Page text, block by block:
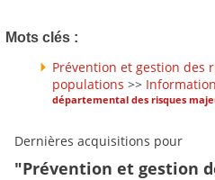
Mots clés :
Prévention et gestion des
populations >>
départemental des risques
Dernières acquisitions pour
"Prévention et gestion